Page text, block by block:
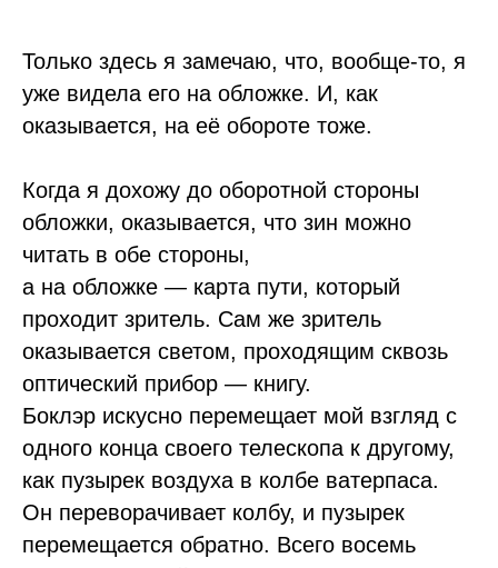
Только здесь я замечаю, что, вообще-то, я
уже видела его на обложке. И, как
оказывается, на её обороте тоже.
Когда я дохожу до оборотной стороны
обложки, оказывается, что зин можно
читать в обе стороны,
а на обложке — карта пути, который
проходит зритель. Сам же зритель
оказывается светом, проходящим сквозь
оптический прибор — книгу.
Боклэр искусно перемещает мой взгляд с
одного конца своего телескопа к другому,
как пузырек воздуха в колбе ватерпаса.
Он переворачивает колбу, и пузырек
перемещается обратно. Всего восемь